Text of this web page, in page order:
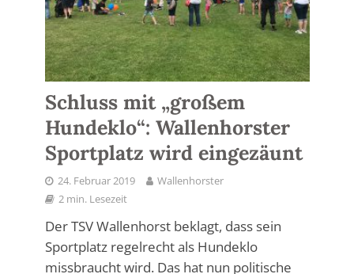
Schluss mit „großem
Hundeklo“: Wallenhorster
Sportplatz wird eingezäunt
24. Februar 2019
Wallenhorster
2 min. Lesezeit
Der TSV Wallenhorst beklagt, dass sein
Sportplatz regelrecht als Hundeklo
missbraucht wird. Das hat nun politische